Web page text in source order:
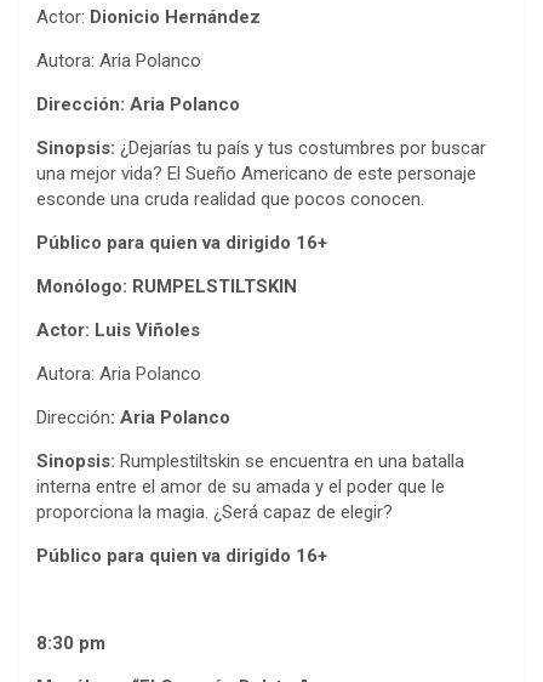
Actor: Dionicio Hernández
Autora: Aria Polanco
Dirección: Aria Polanco
Sinopsis: ¿Dejarías tu país y tus costumbres por buscar
una mejor vida? El Sueño Americano de este personaje
esconde una cruda realidad que pocos conocen.
Público para quien va dirigido 16+
Monólogo: RUMPELSTILTSKIN
Actor: Luis Viñoles
Autora: Aria Polanco
Dirección: Aria Polanco
Sinopsis: Rumplestiltskin se encuentra en una batalla
interna entre el amor de su amada y el poder que le
proporciona la magia. ¿Será capaz de elegir?
Público para quien va dirigido 16+
8:30 pm